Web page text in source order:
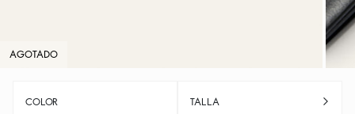
AGOTADO
COLOR TALLA